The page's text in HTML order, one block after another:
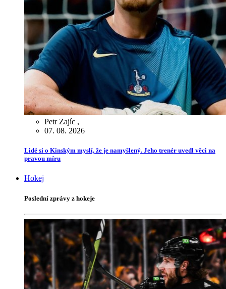
Petr Zajíc ,
07. 08. 2026
Lidé si o Kinským myslí, že je namyšlený. Jeho trenér uvedl věci na
pravou míru
Hokej
Poslední zprávy z hokeje